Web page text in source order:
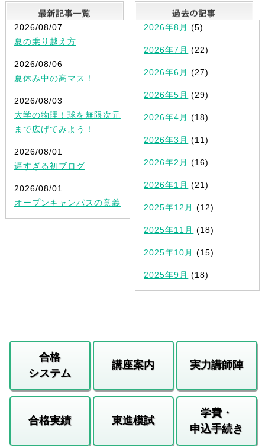
最新記事一覧
2026/08/07
夏の乗り越え方
2026/08/06
夏休み中の高マス！
2026/08/03
大学の物理！球を無限次元
まで広げてみよう！
2026/08/01
遅すぎる初ブログ
2026/08/01
オープンキャンパスの意義
2026年8月 (5)
2026年7月 (22)
2026年6月 (27)
2026年5月 (29)
2026年4月 (18)
2026年3月 (11)
2026年2月 (16)
2026年1月 (21)
2025年12月 (12)
2025年11月 (18)
2025年10月 (15)
2025年9月 (18)
合格
システム
講座案内 実力講師陣
合格実績 東進模試
学費・
申込手続き